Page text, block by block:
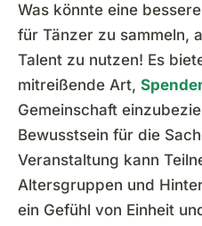
Was könnte eine
für Tänzer zu sammeln,
Talent zu nutzen! Es
mitreißende Art,
Gemeinschaft
Bewusstsein für die
Veranstaltung kann
Altersgruppen und
ein Gefühl von Einheit